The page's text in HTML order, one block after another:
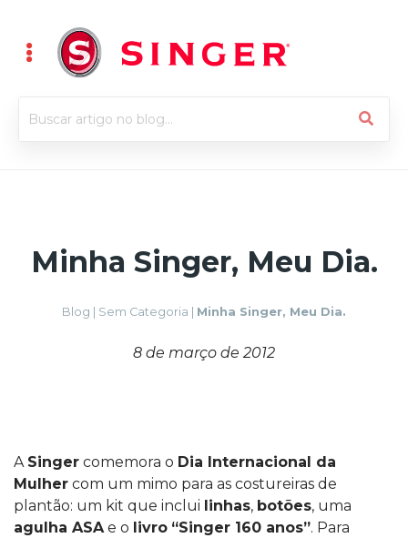
Minha Singer, Meu Dia.
Blog Sem Categoria Minha Singer, Meu Dia.
8 de março de 2012
A Singer comemora o Dia Internacional da
Mulher com um mimo para as costureiras de
plantão: um kit que inclui linhas, botões, uma
agulha ASAe o livro “Singer 160 anos”. Para